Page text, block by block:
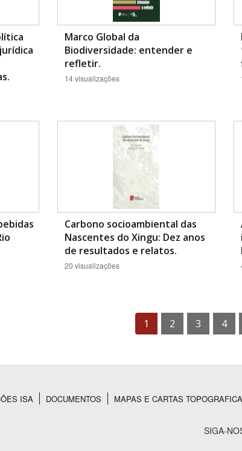
Marco Global da
Biodiversidade: entender e
refletir.
14 visualizações
Carbono socioambiental das
Nascentes do Xingu: Dez anos
de resultados e relatos.
20 visualizações
1 2 3 4
ISA DOCUMENTOS MAPAS E CARTAS
SIGA-